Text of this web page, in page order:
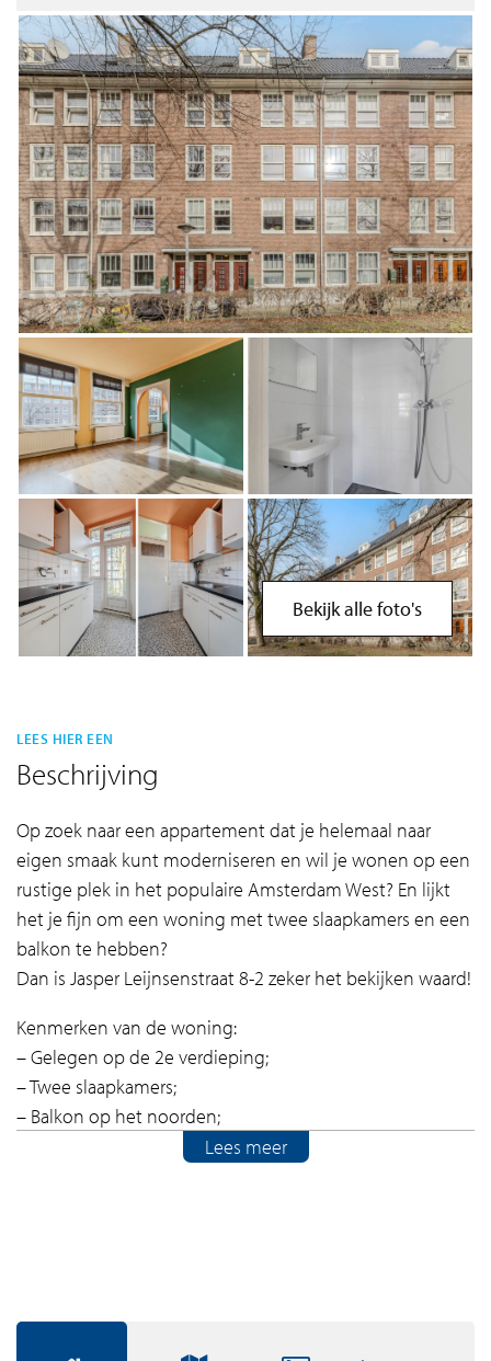
Bekijk alle foto's
LEES HIER EEN
Beschrijving
Op zoek naar een appartement dat je helemaal naar
eigen smaak kunt moderniseren en wil je wonen op een
rustige plek in het populaire Amsterdam West? En lijkt
het je fijn om een woning met twee slaapkamers en een
balkon te hebben?
Dan is Jasper Leijnsenstraat 8-2 zeker het bekijken waard!
Kenmerken van de woning:
– Gelegen op de 2e verdieping;
– Twee slaapkamers;
– Balkon op het noorden;
– Keuken en slaapkamers met toegang tot het balkon;
Lees meer